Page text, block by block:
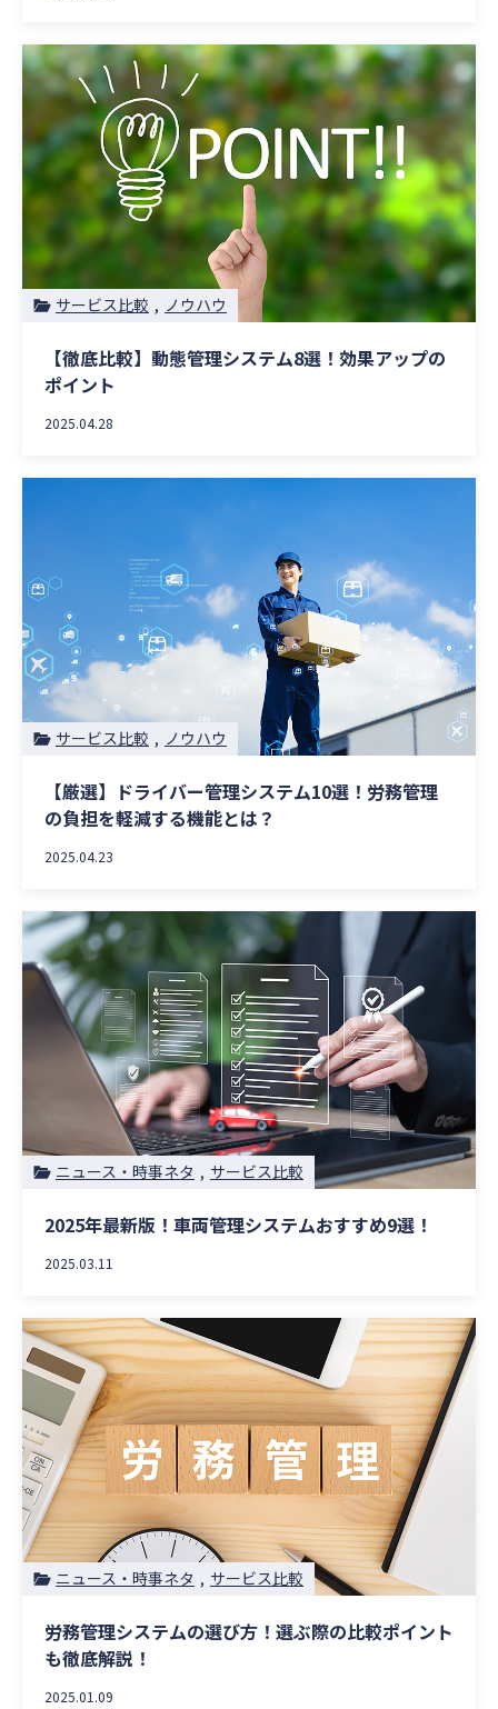
サービス比較 ノウハウ
【徹底比較】動態管理システム8選！効果アップの
ポイント
2025.04.28
サービス比較 ノウハウ
【厳選】ドライバー管理システム10選！労務管理
の負担を軽減する機能とは？
2025.04.23
ニュース・時事ネタ サービス比較
2025年最新版！車両管理システムおすすめ9選！
2025.03.11
ニュース・時事ネタ サービス比較
労務管理システムの選び方！選ぶ際の比較ポイント
も徹底解説！
2025.01.09